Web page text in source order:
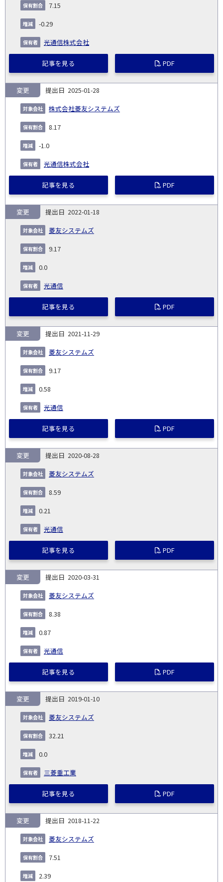
7.15
-0.29
光通信株式会社
記事を見る PDF
2025-01-28
株式会社菱友システムズ
変更
8.17
-1.0
光通信株式会社
記事を見る PDF
2022-01-18
菱友システムズ
変更
9.17
0.0
光通信
記事を見る PDF
2021-11-29
菱友システムズ
変更
9.17
0.58
光通信
記事を見る PDF
2020-08-28
菱友システムズ
変更
8.59
0.21
光通信
記事を見る PDF
2020-03-31
菱友システムズ
変更
8.38
0.87
光通信
記事を見る PDF
2019-01-10
菱友システムズ
変更
32.21
0.0
三菱重工業
記事を見る PDF
2018-11-22
菱友システムズ
変更
7.51
2.39